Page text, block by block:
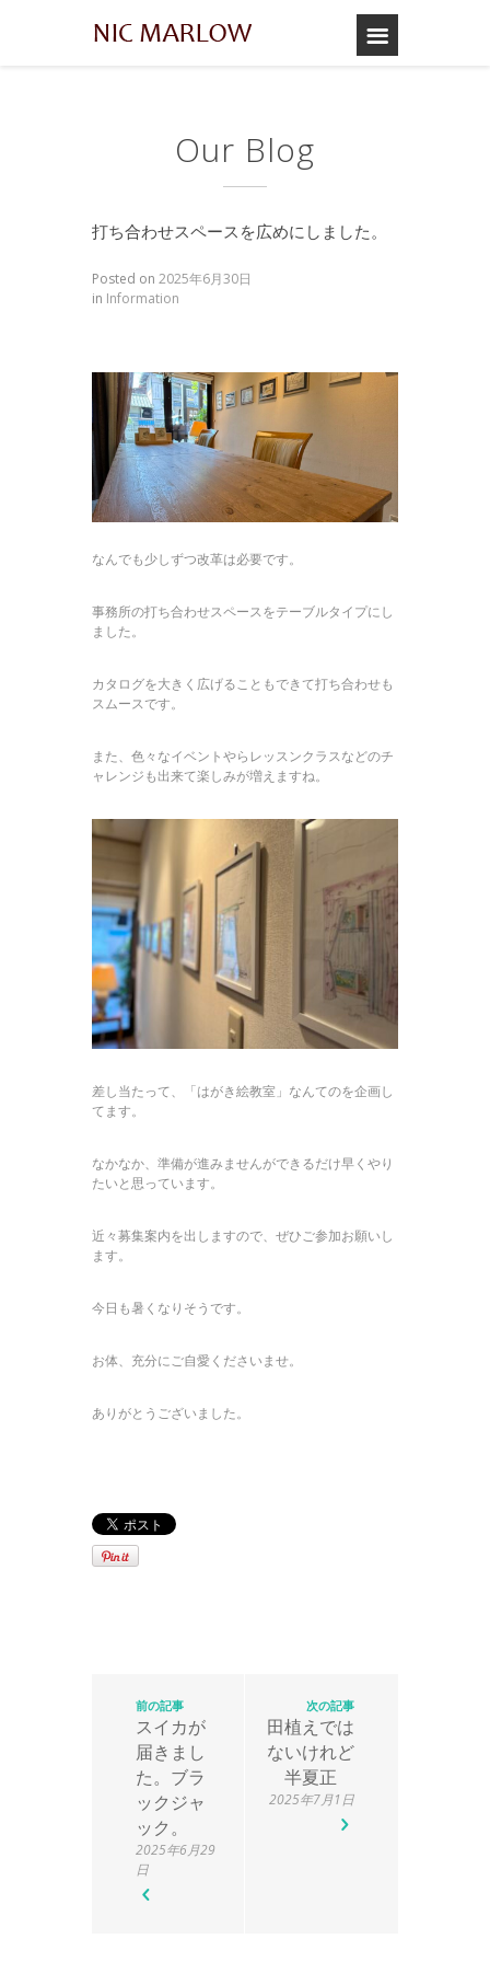
Our Blog
打ち合わせスペースを広めにしました。
Posted on 2025年6月30日
in Information
なんでも少しずつ改革は必要です。
事務所の打ち合わせスペースをテーブルタイプにし
ました。
カタログを大きく広げることもできて打ち合わせも
スムースです。
また、色々なイベントやらレッスンクラスなどのチ
ャレンジも出来て楽しみが増えますね。
差し当たって、「はがき絵教室」なんてのを企画し
てます。
なかなか、準備が進みませんができるだけ早くやり
たいと思っています。
近々募集案内を出しますので、ぜひご参加お願いし
ます。
今日も暑くなりそうです。
お体、充分にご自愛くださいませ。
ありがとうございました。
前の記事
スイカが
届きまし
た。ブラ
ックジャ
ック。
2025年6月29
日
次の記事
田植えでは
ないけれど
半夏正
2025年7月1日